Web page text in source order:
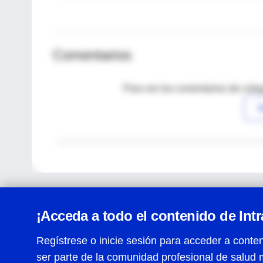
Comentarios
Para ver los comentarios de
¡Acceda a todo el contenido de
Regístrese o inicie sesión para acceder a
ser parte de la comunidad profesional de salud
Centro de Ayuda